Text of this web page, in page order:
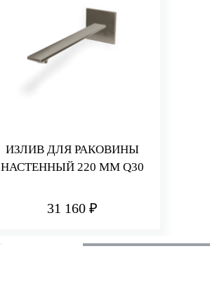
ИЗЛИВ ДЛЯ РАКОВИНЫ
НАСТЕННЫЙ 220 ММ Q30
31 160 ₽